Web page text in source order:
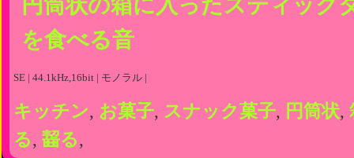
円筒状の箱に入ったスティック
を食べる音
SE | 44.1kHz,16bit | モノラル |
キッチン, お菓子, スナック菓子, 円筒状,
る, 齧る,